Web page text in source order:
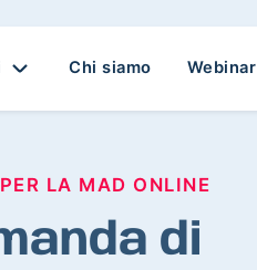
Chi siamo Webinar
LA MAD ONLINE
di